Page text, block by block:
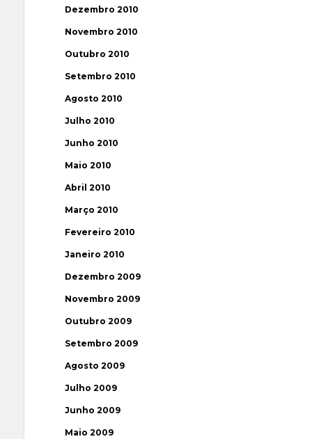
Dezembro 2010
Novembro 2010
Outubro 2010
Setembro 2010
Agosto 2010
Julho 2010
Junho 2010
Maio 2010
Abril 2010
Março 2010
Fevereiro 2010
Janeiro 2010
Dezembro 2009
Novembro 2009
Outubro 2009
Setembro 2009
Agosto 2009
Julho 2009
Junho 2009
Maio 2009